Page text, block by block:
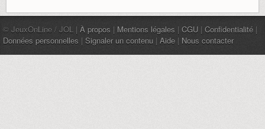
© JeuxOnLine / JOL | À propos | Mentions légales | CGU | Confidentialité |
Données personnelles | Signaler un contenu | Aide | Nous contacter